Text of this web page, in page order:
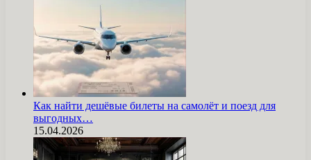
Как найти дешёвые билеты на самолёт и поезд для
выгодных…
15.04.2026